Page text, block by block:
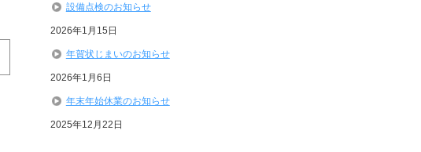
設備点検のお知らせ
2026年1月15日
年賀状じまいのお知らせ
2026年1月6日
年末年始休業のお知らせ
2025年12月22日